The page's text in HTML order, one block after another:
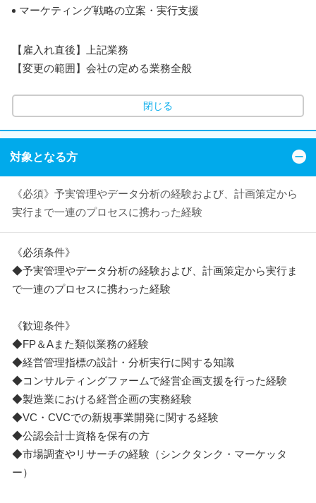
マーケティング戦略の立案・実行支援
【雇入れ直後】上記業務
【変更の範囲】会社の定める業務全般
閉じる
対象となる方
《必須》予実管理やデータ分析の経験および、計画策定から
実行まで一連のプロセスに携わった経験
《必須条件》
◆予実管理やデータ分析の経験および、計画策定から実行ま
で一連のプロセスに携わった経験
《歓迎条件》
◆FP＆Aまた類似業務の経験
◆経営管理指標の設計・分析実行に関する知識
◆コンサルティングファームで経営企画支援を行った経験
◆製造業における経営企画の実務経験
◆VC・CVCでの新規事業開発に関する経験
◆公認会計士資格を保有の方
◆市場調査やリサーチの経験（シンクタンク・マーケッタ
ー）